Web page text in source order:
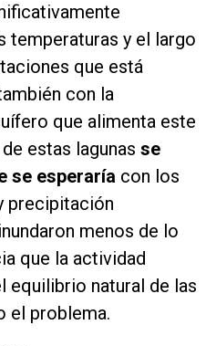
temperaturas y el largo
que está
con la
que alimenta este
estas lagunas se
se esperaría con los
precipitación
menos de lo
que la actividad
equilibrio natural de las
el problema.